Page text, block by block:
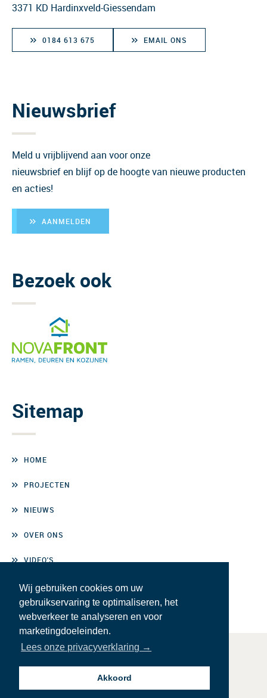
Wij gebruiken cookies om uw
gebruikservaring te optimaliseren, het
webverkeer te analyseren en voor
marketingdoeleinden.
Lees onze privacyverklaring →
Akkoord
3371 KD Hardinxveld-Giessendam
0184 613 675 EMAIL ONS
Nieuwsbrief
Meld u vrijblijvend aan voor onze
nieuwsbrief en blijf op de hoogte van nieuwe producten
en acties!
AANMELDEN
Bezoek ook
Sitemap
HOME
PROJECTEN
NIEUWS
OVER ONS
VIDEO'S
CONTACT
INLOGGEN PERSONEEL